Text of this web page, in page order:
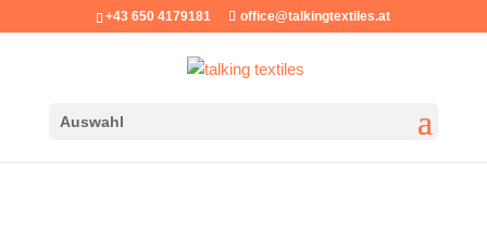
+43 650 4179181 office@talkingtextiles.at
Auswahl